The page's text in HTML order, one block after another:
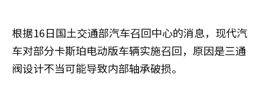
根据16日国土交通部汽车召回中心的消息，现代汽
车对部分卡斯珀电动版车辆实施召回，原因是三通
阀设计不当可能导致内部轴承破损。